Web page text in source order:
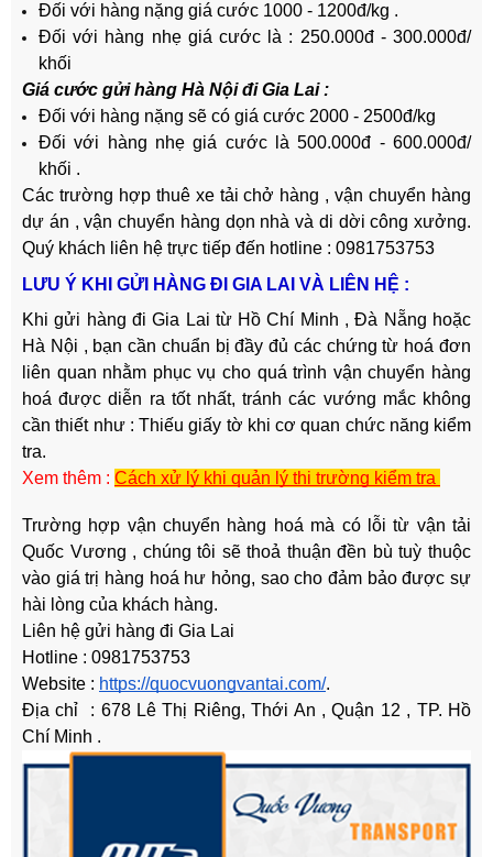
Đối với hàng nặng giá cước 1000 - 1200đ/kg .
Đối với hàng nhẹ giá cước là : 250.000đ - 300.000đ/
khối
Giá cước gửi hàng Hà Nội đi Gia Lai :
Đối với hàng nặng sẽ có giá cước 2000 - 2500đ/kg
Đối với hàng nhẹ giá cước là 500.000đ - 600.000đ/
khối .
Các trường hợp thuê xe tải chở hàng , vận chuyển hàng
dự án , vận chuyển hàng dọn nhà và di dời công xưởng.
Quý khách liên hệ trực tiếp đến hotline : 0981753753
LƯU Ý KHI GỬI HÀNG ĐI GIA LAI VÀ LIÊN HỆ :
Khi gửi hàng đi Gia Lai từ Hồ Chí Minh , Đà Nẵng hoặc
Hà Nội , bạn cần chuẩn bị đầy đủ các chứng từ hoá đơn
liên quan nhằm phục vụ cho quá trình vận chuyển hàng
hoá được diễn ra tốt nhất, tránh các vướng mắc không
cần thiết như : Thiếu giấy tờ khi cơ quan chức năng kiểm
tra.
Xem thêm : Cách xử lý khi quản lý thị trường kiểm tra
Trường hợp vận chuyển hàng hoá mà có lỗi từ vận tải
Quốc Vương , chúng tôi sẽ thoả thuận đền bù tuỳ thuộc
vào giá trị hàng hoá hư hỏng, sao cho đảm bảo được sự
hài lòng của khách hàng.
Liên hệ gửi hàng đi Gia Lai
Hotline : 0981753753
Website : https://quocvuongvantai.com/.
Địa chỉ : 678 Lê Thị Riêng, Thới An , Quận 12 , TP. Hồ
Chí Minh .